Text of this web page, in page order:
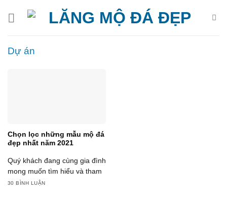
Dự án
Chọn lọc những mẫu mộ đá
đẹp nhất năm 2021
Quý khách đang cùng gia đình
mong muốn tìm hiểu và tham
khảo những mẫu ...
30 BÌNH LUẬN